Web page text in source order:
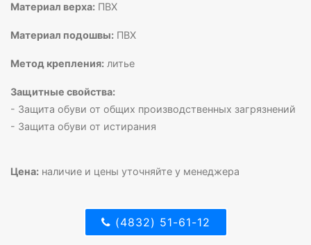
Материал верха: ПВХ
Материал подошвы: ПВХ
Метод крепления: литье
Защитные свойства:
- Защита обуви от общих производственных загрязнений
- Защита обуви от истирания
Цена: наличие и цены уточняйте у менеджера
(4832) 51-61-12